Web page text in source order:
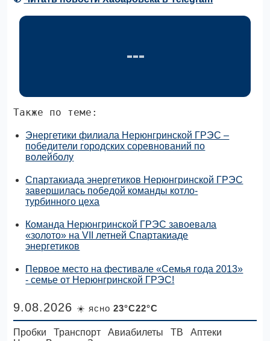
Также по теме:
Энергетики филиала Нерюнгринской ГРЭС –
победители городских соревнований по
волейболу
Спартакиада энергетиков Нерюнгринской ГРЭС
завершилась победой команды котло-
турбинного цеха
Команда Нерюнгринской ГРЭС завоевала
«золото» на VII летней Спартакиаде
энергетиков
Первое место на фестивале «Семья года 2013»
- семье от Нерюнгринской ГРЭС!
9.08.2026 ☀️ ясно23°C22°C
Пробки Транспорт Авиабилеты ТВ
Аптеки